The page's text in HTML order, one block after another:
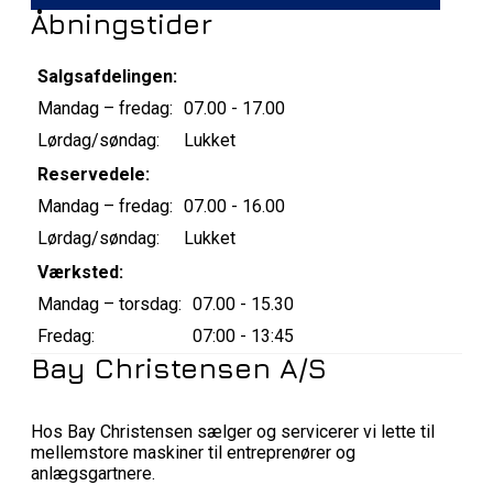
Åbningstider
Salgsafdelingen:
Mandag – fredag: 07.00 - 17.00
Lørdag/søndag:
Lukket
Reservedele:
Mandag – fredag: 07.00 - 16.00
Lørdag/søndag:
Lukket
Værksted:
Mandag – torsdag: 07.00 - 15.30
Fredag:
07:00 - 13:45
Bay Christensen A/S
Hos Bay Christensen sælger og servicerer vi lette til
mellemstore maskiner til entreprenører og
anlægsgartnere.